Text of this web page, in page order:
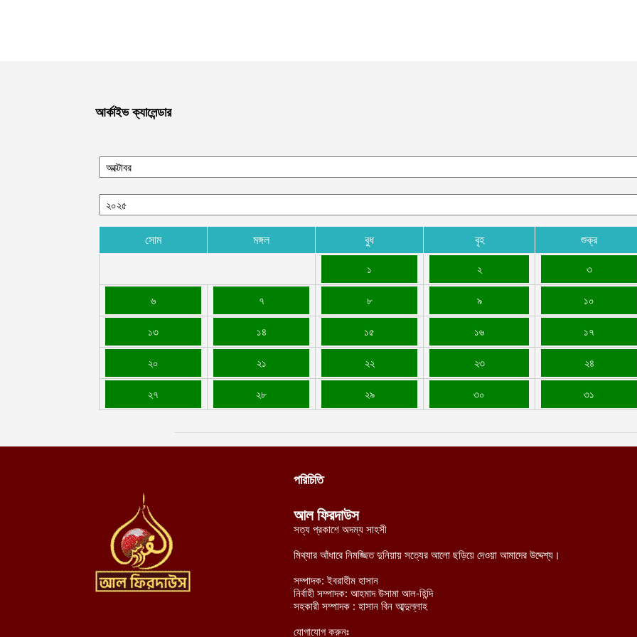
আর্কাইভ ক্যালেন্ডার
সোম মঙ্গল বুধ বৃহ শুক্র
১ ২ ৩
৬ ৭ ৮ ৯ ১০
১৩ ১৪ ১৫ ১৬ ১৭
২০ ২১ ২২ ২৩ ২৪
২৭ ২৮ ২৯ ৩০ ৩১
পরিচিতি
আল ফিরদাউস
সত্য প্রকাশে অদম্য সাহসী
মিথ্যার আঁধারে নিমজ্জিত দুনিয়ায় সত্যের আলো ছড়িয়ে দেওয়া আমাদের উদ্দেশ্য।
সম্পাদক: ইবরাহীম হাসান
নির্বাহী সম্পাদক: আহমাদ উসামা আল-হিন্দি
সহকারী সম্পাদক : হাসান বিন আব্দুল্লাহ
যোগাযোগ করুনঃ